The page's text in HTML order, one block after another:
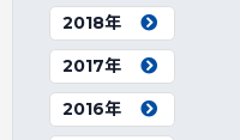
2018年
2017年
2016年